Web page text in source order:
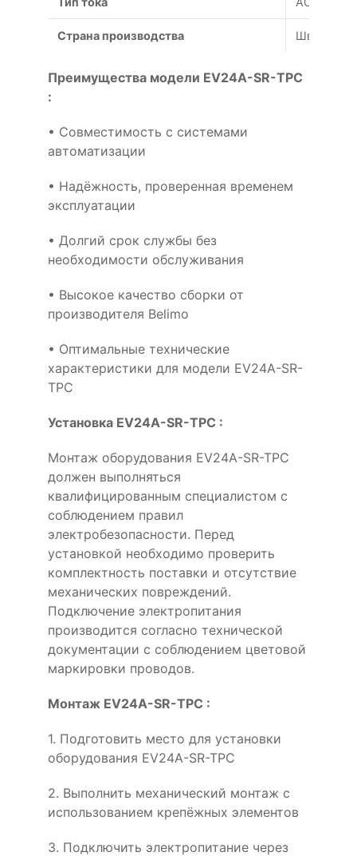
Страна производства
Преимущества модели EV24A-SR-TPC
:
• Совместимость с системами
автоматизации
• Надёжность, проверенная временем
эксплуатации
• Долгий срок службы без
необходимости обслуживания
• Высокое качество сборки от
производителя Belimo
• Оптимальные технические
характеристики для модели EV24A-SR-
TPC
Установка EV24A-SR-TPC :
Монтаж оборудования EV24A-SR-TPC
должен выполняться
квалифицированным специалистом с
соблюдением правил
электробезопасности. Перед
установкой необходимо проверить
комплектность поставки и отсутствие
механических повреждений.
Подключение электропитания
производится согласно технической
документации с соблюдением цветовой
маркировки проводов.
Монтаж EV24A-SR-TPC :
1. Подготовить место для установки
оборудования EV24A-SR-TPC
2. Выполнить механический монтаж с
использованием крепёжных элементов
3. Подключить электропитание через